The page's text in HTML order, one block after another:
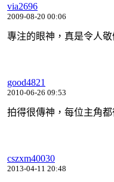
via2696
2009-08-20 00:06
專注的眼神，真是令人敬
good4821
2010-06-26 09:53
拍得很傳神，每位主角都
cszxm40030
2013-04-11 20:48